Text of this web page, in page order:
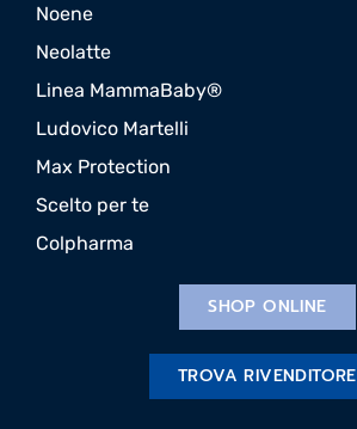
Noene
Neolatte
Linea MammaBaby®
Ludovico Martelli
Max Protection
Scelto per te
Colpharma
SHOP ONLINE
TROVA RIVENDITORE